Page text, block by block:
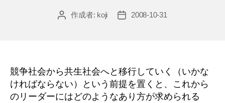
投
作成者: koji
投
2008-10-31
競争社会から共生社会へと移行していく（いかな
ければならない）という前提を置くと、これから
のリーダーにはどのようなあり方が求められる